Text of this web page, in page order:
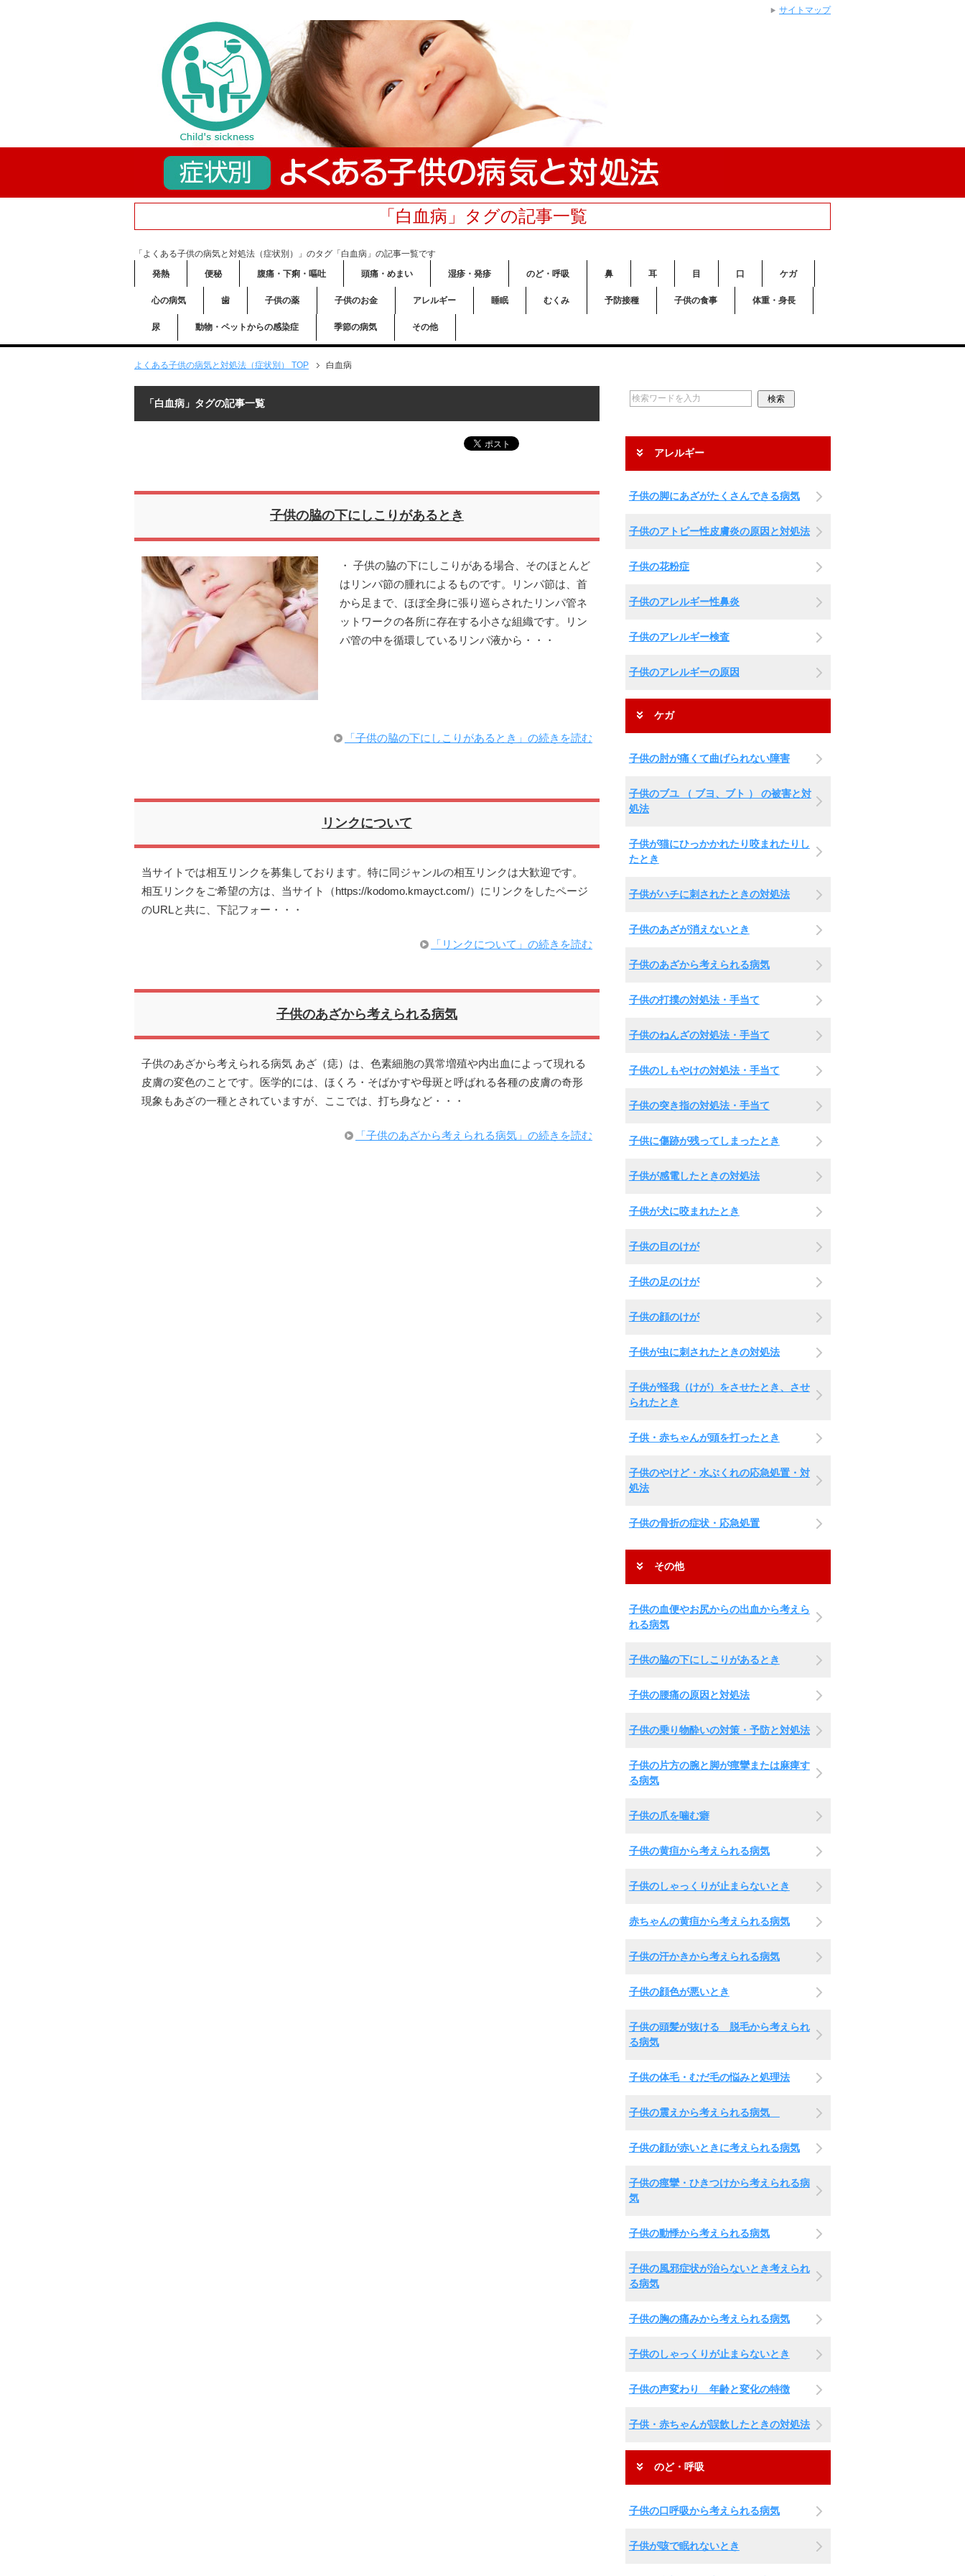
「白血病」タグの記事一覧
「よくある子供の病気と対処法（症状別）」のタグ「白血病」の記事一覧です
発熱
便秘 腹痛・下痢・嘔吐 頭痛・めまい 湿疹・発疹 のど・呼吸 鼻 耳 目 口 ケガ
心の病気 歯 子供の薬 子供のお金 アレルギー 睡眠 むくみ 予防接種 子供の食事 体重・身長
尿 動物・ペットからの感染症 季節の病気 その他
よくある子供の病気と対処法（症状別） TOP 白血病
「白血病」タグの記事一覧
子供の脇の下にしこりがあるとき
・ 子供の脇の下にしこりがある場合、そのほとんど
はリンパ節の腫れによるものです。リンパ節は、首
から足まで、ほぼ全身に張り巡らされたリンパ管ネ
ットワークの各所に存在する小さな組織です。リン
パ管の中を循環しているリンパ液から・・・
「子供の脇の下にしこりがあるとき」の続きを読む
リンクについて
当サイトでは相互リンクを募集しております。特に同ジャンルの相互リンクは大歓迎です。
相互リンクをご希望の方は、当サイト（https://kodomo.kmayct.com/）にリンクをしたページ
のURLと共に、下記フォー・・・
「リンクについて」の続きを読む
子供のあざから考えられる病気
子供のあざから考えられる病気 あざ（痣）は、色素細胞の異常増殖や内出血によって現れる
皮膚の変色のことです。医学的には、ほくろ・そばかすや母斑と呼ばれる各種の皮膚の奇形
現象もあざの一種とされていますが、ここでは、打ち身など・・・
「子供のあざから考えられる病気」の続きを読む
アレルギー
子供の脚にあざがたくさんできる病気
子供のアトピー性皮膚炎の原因と対処法
子供の花粉症
子供のアレルギー性鼻炎
子供のアレルギー検査
子供のアレルギーの原因
ケガ
子供の肘が痛くて曲げられない障害
子供のブユ （ ブヨ、ブト ） の被害と対
処法
子供が猫にひっかかれたり咬まれたりし
たとき
子供がハチに刺されたときの対処法
子供のあざが消えないとき
子供のあざから考えられる病気
子供の打撲の対処法・手当て
子供のねんざの対処法・手当て
子供のしもやけの対処法・手当て
子供の突き指の対処法・手当て
子供に傷跡が残ってしまったとき
子供が感電したときの対処法
子供が犬に咬まれたとき
子供の目のけが
子供の足のけが
子供の顔のけが
子供が虫に刺されたときの対処法
子供が怪我（けが）をさせたとき、させ
られたとき
子供・赤ちゃんが頭を打ったとき
子供のやけど・水ぶくれの応急処置・対
処法
子供の骨折の症状・応急処置
その他
子供の血便やお尻からの出血から考えら
れる病気
子供の脇の下にしこりがあるとき
子供の腰痛の原因と対処法
子供の乗り物酔いの対策・予防と対処法
子供の片方の腕と脚が痙攣または麻痺す
る病気
子供の爪を噛む癖
子供の黄疸から考えられる病気
子供のしゃっくりが止まらないとき
赤ちゃんの黄疸から考えられる病気
子供の汗かきから考えられる病気
子供の顔色が悪いとき
子供の頭髪が抜ける 脱毛から考えられ
る病気
子供の体毛・むだ毛の悩みと処理法
子供の震えから考えられる病気
子供の顔が赤いときに考えられる病気
子供の痙攣・ひきつけから考えられる病
気
子供の動悸から考えられる病気
子供の風邪症状が治らないとき考えられ
る病気
子供の胸の痛みから考えられる病気
子供のしゃっくりが止まらないとき
子供の声変わり 年齢と変化の特徴
子供・赤ちゃんが誤飲したときの対処法
のど・呼吸
子供の口呼吸から考えられる病気
子供が咳で眠れないとき
サイトマップ